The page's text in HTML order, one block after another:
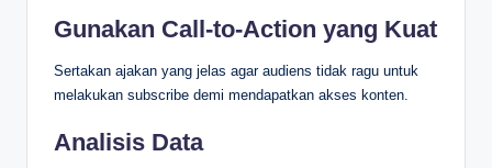
Gunakan Call-to-Action yang Kuat
Sertakan ajakan yang jelas agar audiens tidak ragu untuk
melakukan subscribe demi mendapatkan akses konten.
Analisis Data